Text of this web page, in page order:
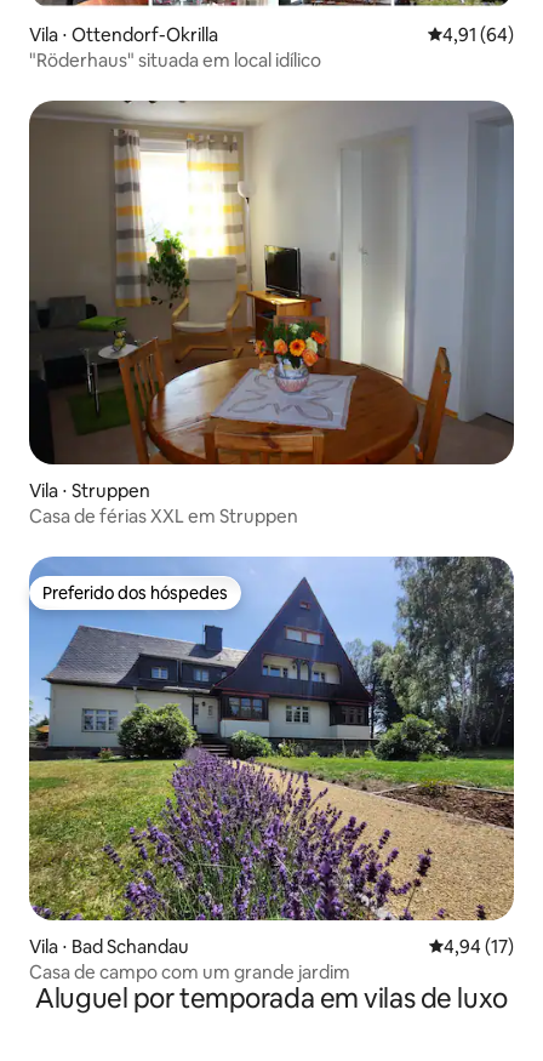
Vila ⋅ Ottendorf-Okrilla 4,91 de uma
4,91 (64)
"Röderhaus" situada em local idílico
Vila ⋅ Struppen
Casa de férias XXL em Struppen
Preferido dos hóspedes
Preferido dos hóspedes
Vila ⋅ Bad Schandau 4,94 de uma
4,94 (17)
Casa de campo com um grande jardim
Aluguel por temporada em vilas de luxo